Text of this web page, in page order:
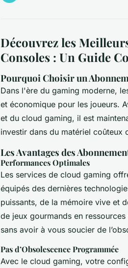
Découvrez les
Consoles : Un Guide
Pourquoi Choisir un
Dans l'ère du gaming moderne,
et économique pour les joueurs.
et du cloud gaming, il est
investir dans du matériel coûteux
Les Avantages des
Performances Optimales
Les services de cloud gaming
équipés des dernières
puissants, de la mémoire vive et
de jeux gourmands en
sans avoir à vous soucier de
Pas d’Obsolescence Programmée
Avec le cloud gaming, votre